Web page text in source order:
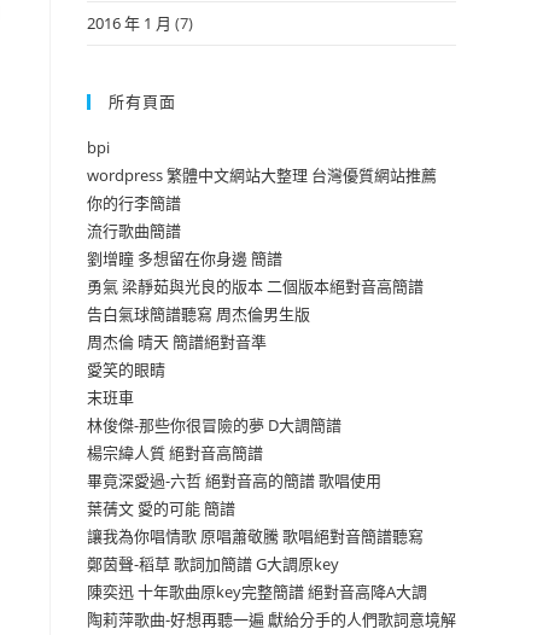
2016 年 1 月 (7)
所有頁面
bpi
wordpress 繁體中文網站大整理 台灣優質網站推薦
你的行李簡譜
流行歌曲簡譜
劉增瞳 多想留在你身邊 簡譜
勇氣 梁靜茹與光良的版本 二個版本絕對音高簡譜
告白氣球簡譜聽寫 周杰倫男生版
周杰倫 晴天 簡譜絕對音準
愛笑的眼睛
末班車
林俊傑-那些你很冒險的夢 D大調簡譜
楊宗緯人質 絕對音高簡譜
畢竟深愛過-六哲 絕對音高的簡譜 歌唱使用
葉蒨文 愛的可能 簡譜
讓我為你唱情歌 原唱蕭敬騰 歌唱絕對音簡譜聽寫
鄭茵聲-稻草 歌詞加簡譜 G大調原key
陳奕迅 十年歌曲原key完整簡譜 絕對音高降A大調
陶莉萍歌曲-好想再聽一遍 獻給分手的人們歌詞意境解